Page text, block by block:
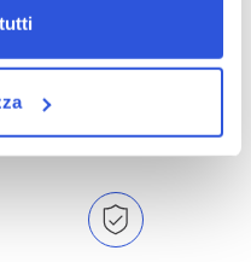
Con un acquisto minimo di 29.90 €
la spedizione la regaliamo noi.
Spedizioni in tutta Europa a 20€.